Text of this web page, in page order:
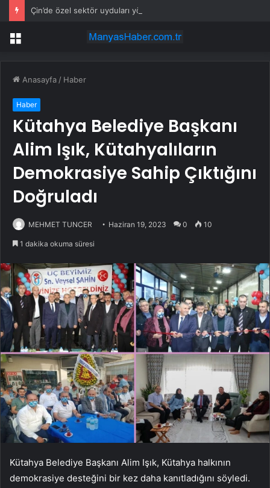
Menü
Anasayfa / Haber
Haber
Kütahya Belediye Başkanı
Alim Işık, Kütahyalıların
Demokrasiye Sahip Çıktığını
Doğruladı
MEHMET TUNCER Haziran 19, 2023 0 10
1 dakika okuma süresi
Kütahya Belediye Başkanı Alim Işık, Kütahya halkının
demokrasiye desteğini bir kez daha kanıtladığını söyledi.